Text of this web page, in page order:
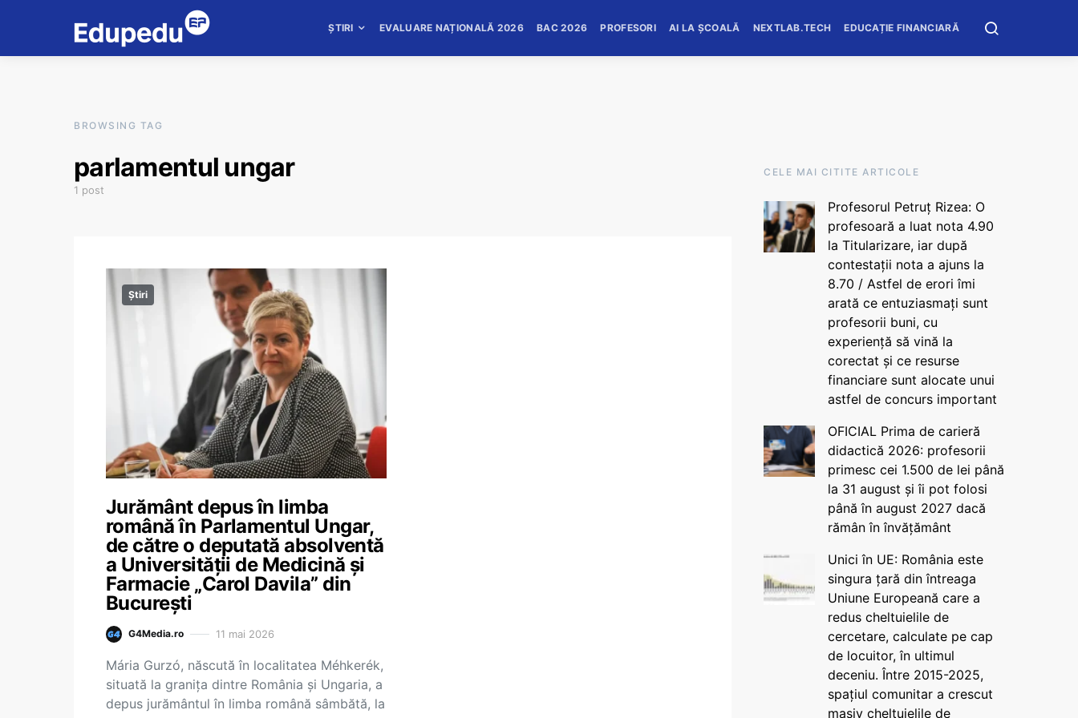
ȘTIRI EVALUARE NAȚIONALĂ 2026 BAC 2026 PROFESORI AI LA ȘCOALĂ NEXTLAB.TECH EDUCAȚIE FINANCIARĂ
BROWSING TAG
parlamentul ungar
1 post
Știri
Jurământ depus în limba
română în Parlamentul Ungar,
de către o deputată absolventă
a Universității de Medicină și
Farmacie „Carol Davila” din
București
G4Media.ro 11 mai 2026
Mária Gurzó, născută în localitatea Méhkerék,
situată la granița dintre România și Ungaria, a
depus jurământul în limba română sâmbătă, la
CELE MAI CITITE ARTICOLE
Profesorul Petruț Rizea: O
profesoară a luat nota 4.90
la Titularizare, iar după
contestații nota a ajuns la
8.70 / Astfel de erori îmi
arată ce entuziasmați sunt
profesorii buni, cu
experiență să vină la
corectat și ce resurse
financiare sunt alocate unui
astfel de concurs important
OFICIAL Prima de carieră
didactică 2026: profesorii
primesc cei 1.500 de lei până
la 31 august și îi pot folosi
până în august 2027 dacă
rămân în învățământ
Unici în UE: România este
singura țară din întreaga
Uniune Europeană care a
redus cheltuielile de
cercetare, calculate pe cap
de locuitor, în ultimul
deceniu. Între 2015-2025,
spațiul comunitar a crescut
masiv cheltuielile de